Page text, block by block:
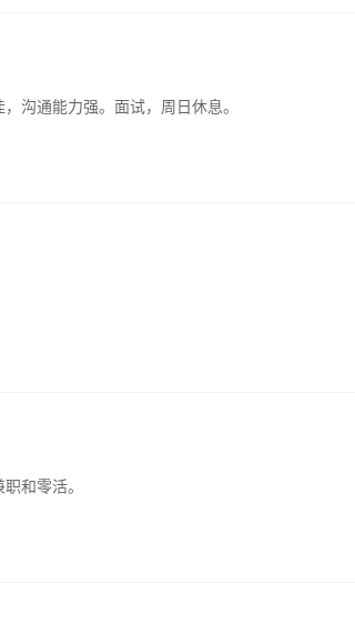
沟通能力强。面试，周日休息。
和零活。